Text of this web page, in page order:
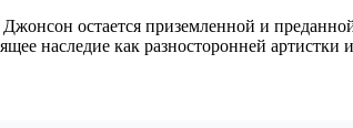
остается приземленной и
наследие как разносторонней